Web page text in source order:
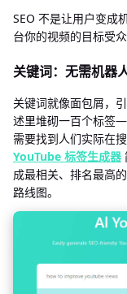
SEO 不是让用户变成
台你的视频的目标受
关键词：无需机器
关键词就像面包屑，
述里堆砌一百个标签
需要找到人们实际在
YouTube 标签生成器
成最相关、排名最高
路线图。